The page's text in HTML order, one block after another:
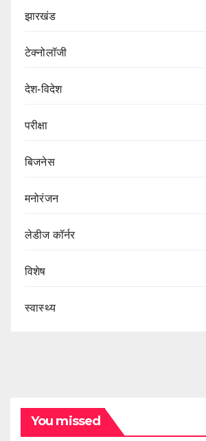
झारखंड
टेक्नोलॉजी
देश-विदेश
परीक्षा
बिजनेस
मनोरंजन
लेडीज कॉर्नर
विशेष
स्वास्थ्य
You missed